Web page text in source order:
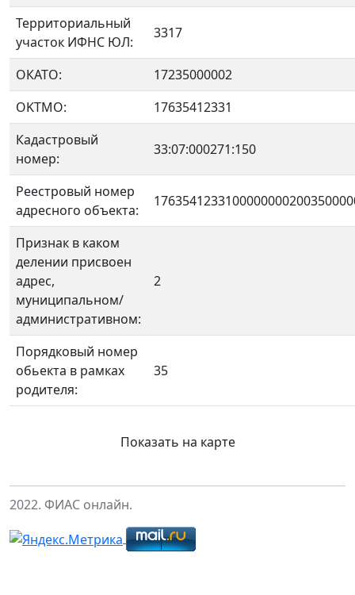
Территориальный
участок ИФНС ЮЛ:
3317
ОКАТО:
17235000002
OKTMO:
17635412331
Кадастровый
номер:
33:07:000271:150
Реестровый номер
адресного объекта:
Признак в каком
делении присвоен
адрес,
муниципальном/
административном:
2
Порядковый номер
обьекта в рамках
родителя:
35
Показать на карте
2022. ФИАС онлайн.